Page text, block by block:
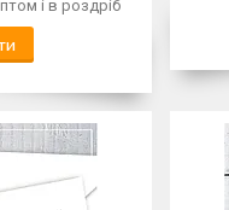
і в роздріб